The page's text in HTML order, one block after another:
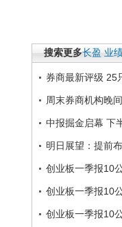
搜索更多长盈 业
券商最新评级 25
周末券商机构晚
中报掘金启幕 下
明日展望：提前
创业板一季报10
创业板一季报10
创业板一季报10